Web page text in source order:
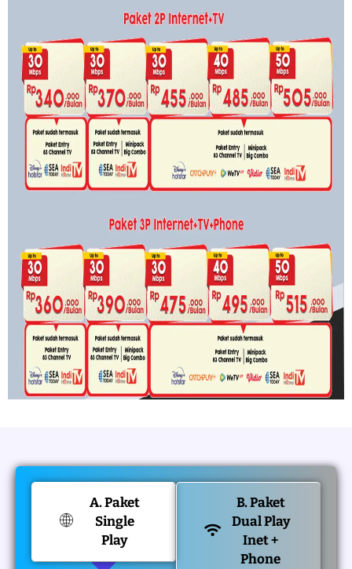
A. Paket
Single
Play
B. Paket
Dual Play
Inet +
Phone